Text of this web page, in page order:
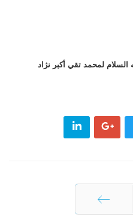
لمحمد تقي أكبر نژاد